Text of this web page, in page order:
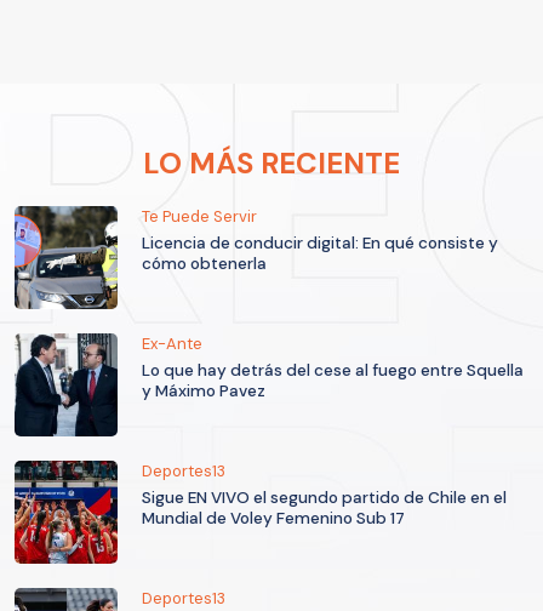
LO MÁS RECIENTE
Te Puede Servir
Licencia de conducir digital: En qué consiste y
cómo obtenerla
Ex-Ante
Lo que hay detrás del cese al fuego entre Squella
y Máximo Pavez
Deportes13
Sigue EN VIVO el segundo partido de Chile en el
Mundial de Voley Femenino Sub 17
Deportes13